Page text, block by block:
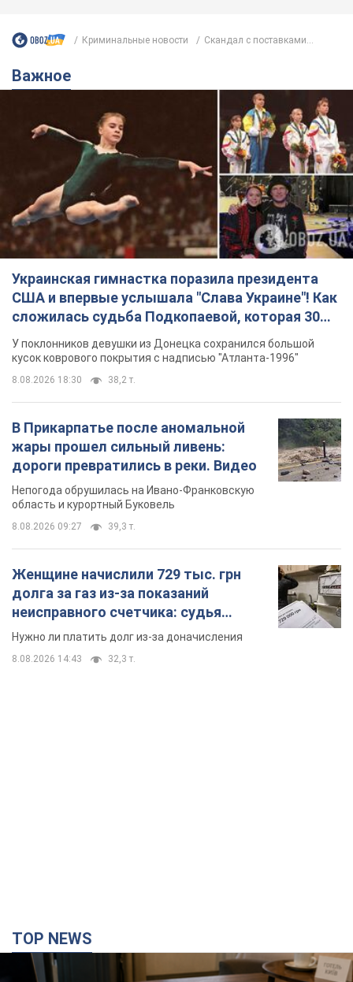
Криминальные новости Скандал с поставками...
Важное
Украинская гимнастка поразила президента
США и впервые услышала "Слава Украине"! Как
сложилась судьба Подкопаевой, которая 30
лет назад завоевала "золото" Олимпиады
У поклонников девушки из Донецка сохранился большой
кусок коврового покрытия с надписью "Атланта-1996"
8.08.2026 18:30 38,2 т.
В Прикарпатье после аномальной
жары прошел сильный ливень:
дороги превратились в реки. Видео
Непогода обрушилась на Ивано-Франковскую
область и курортный Буковель
8.08.2026 09:27 39,3 т.
Женщине начислили 729 тыс. грн
долга за газ из-за показаний
неисправного счетчика: судья
вынес неожиданное решение
Нужно ли платить долг из-за доначисления
8.08.2026 14:43 32,3 т.
TOP NEWS